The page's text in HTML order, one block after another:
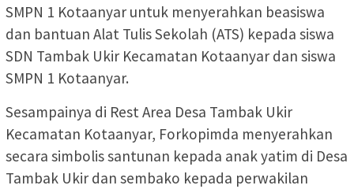
SMPN 1 Kotaanyar untuk menyerahkan beasiswa
dan bantuan Alat Tulis Sekolah (ATS) kepada siswa
SDN Tambak Ukir Kecamatan Kotaanyar dan siswa
SMPN 1 Kotaanyar.
Sesampainya di Rest Area Desa Tambak Ukir
Kecamatan Kotaanyar, Forkopimda menyerahkan
secara simbolis santunan kepada anak yatim di Desa
Tambak Ukir dan sembako kepada perwakilan